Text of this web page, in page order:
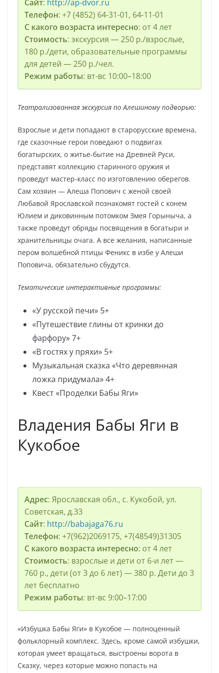
Сайт: http://ap-dvor.ru
Телефон: +7 (4852) 64-31-01, 64-11-01
С какого возраста интересно: от 4 лет
Стоимость: экскурсия — 250 р./взрослые,
180 р./дети, образовательные программы
для детей — 250 р./чел.
Режим работы: вт-вс 10:00–18:00
Театрализованная экскурсия по Алешиному подворью:
Взрослые и дети попадают в старорусские времена,
где сказочные герои поведают о подвигах
богатырских, о житье-бытие на Древней Руси,
представят коллекцию старинного оружия и
проведут мастер-класс по изготовлению оберегов.
Сам хозяин — Алеша Попович с женой своей
Любавой Ярославской познакомят гостей с конем
Юлием и диковинным потомком Змея Горыныча, а
также проведут обряды посвящения в богатыри и
хранительницы очага. А все желания, написанные
пером волшебной птицы Феникс в избе у Алеши
Поповича, обязательно сбудутся.
Тематические интерактивные программы:
«У русской печи» 5+
«Путешествие глины от кринки до
фарфору» 7+
«В гостях у пряхи» 5+
Музыкальная сказка «Что деревянная
ложка придумала» 4+
Квест «Проделки Бабы Яги»
Владения Бабы Яги в
Кукобое
Адрес: Ярославская обл., с. Кукобой, ул.
Советская, д.33
Сайт: http://babajaga76.ru
Телефон: +7(962)2069175, +7(48549)31305
С какого возраста интересно: от 4 лет
Стоимость: взрослые и дети от 6-и лет —
760 р., дети (от 3 до 6 лет) — 380 р. Дети до 3
лет бесплатно
Режим работы: вт-вс 9:00–17:00
«Избушка Бабы Яги» в Кукобое — полноценный
фольклорный комплекс. Здесь, кроме самой избушки,
которая умеет вращаться, выстроены ворота в
Сказку, через которые можно попасть на